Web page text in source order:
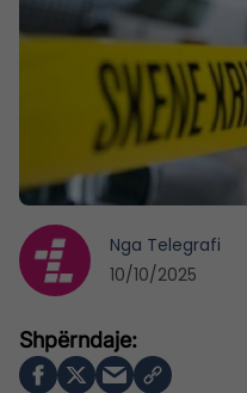
Nga Telegrafi
10/10/2025